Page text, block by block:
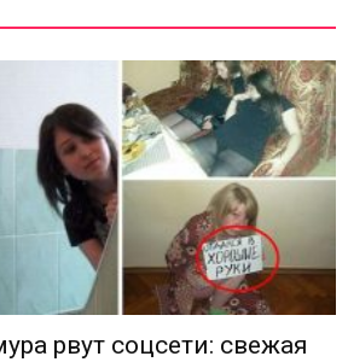
рвут соцсети: свежая